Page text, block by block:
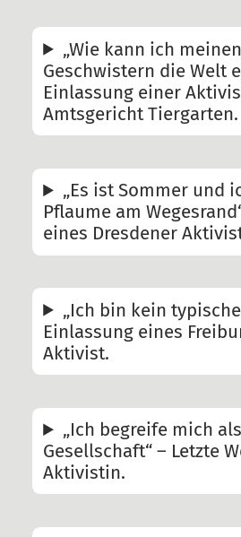
„Wie kann ich meinen
Geschwistern die Welt
Einlassung einer
Amtsgericht Tiergarten.
„Es ist Sommer und
Pflaume am
eines Dresdener
„Ich bin kein
Einlassung eines
Aktivist.
„Ich begreife mich
Gesellschaft“ – Letzte
Aktivistin.